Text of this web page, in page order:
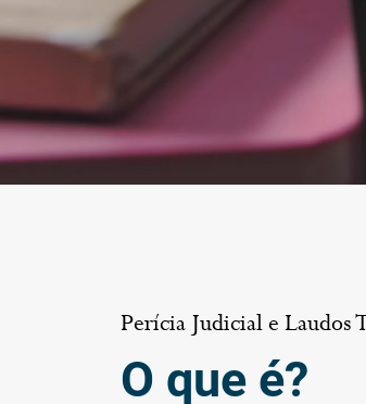
Perícia Judicial e Laudos
O que é?